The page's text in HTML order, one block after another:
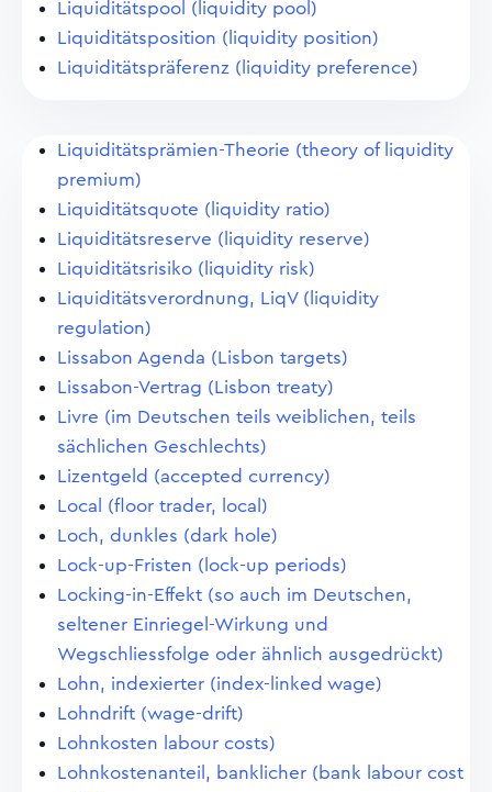
Liquiditätspool (liquidity pool)
Liquiditätsposition (liquidity position)
Liquiditätspräferenz (liquidity preference)
Liquiditätsprämien-Theorie (theory of liquidity
premium)
Liquiditätsquote (liquidity ratio)
Liquiditätsreserve (liquidity reserve)
Liquiditätsrisiko (liquidity risk)
Liquiditätsverordnung, LiqV (liquidity
regulation)
Lissabon Agenda (Lisbon targets)
Lissabon-Vertrag (Lisbon treaty)
Livre (im Deutschen teils weiblichen, teils
sächlichen Geschlechts)
Lizentgeld (accepted currency)
Local (floor trader, local)
Loch, dunkles (dark hole)
Lock-up-Fristen (lock-up periods)
Locking-in-Effekt (so auch im Deutschen,
seltener Einriegel-Wirkung und
Wegschliessfolge oder ähnlich ausgedrückt)
Lohn, indexierter (index-linked wage)
Lohndrift (wage-drift)
Lohnkosten labour costs)
Lohnkostenanteil, banklicher (bank labour cost